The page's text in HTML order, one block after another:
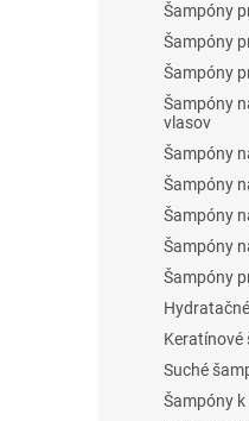
Šampóny
Šampóny
Šampóny
Šampóny
vlasov
Šampóny
Šampóny
Šampóny
Šampóny
Šampóny
Keratínové
Suché
Šampóny k